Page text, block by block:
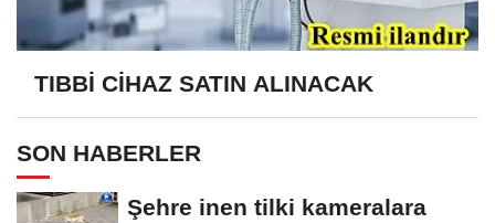
TIBBİ CİHAZ SATIN ALINACAK
SON HABERLER
Şehre inen tilki kameralara